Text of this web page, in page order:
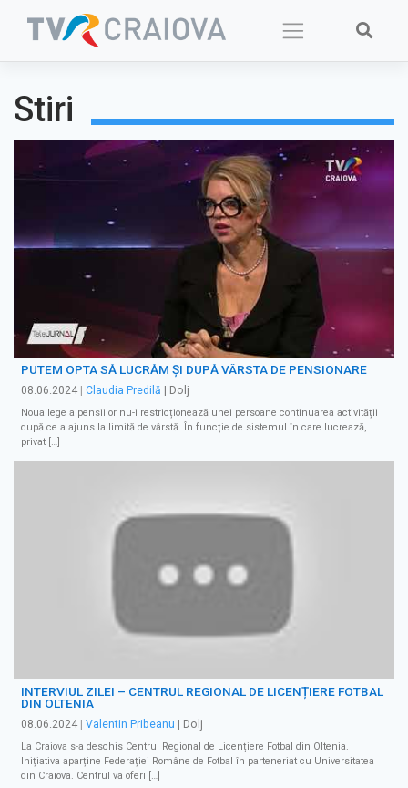
Stiri
PUTEM OPTA SĂ LUCRĂM ȘI DUPĂ VÂRSTA DE PENSIONARE
08.06.2024 Claudia Predilă | Dolj
Noua lege a pensiilor nu-i restricționează unei persoane continuarea activității
după ce a ajuns la limită de vârstă. În funcție de sistemul în care lucrează,
privat […]
INTERVIUL ZILEI – CENTRUL REGIONAL DE LICENȚIERE FOTBAL
DIN OLTENIA
08.06.2024 Valentin Pribeanu | Dolj
La Craiova s-a deschis Centrul Regional de Licențiere Fotbal din Oltenia.
Inițiativa aparține Federației Române de Fotbal în parteneriat cu Universitatea
din Craiova. Centrul va oferi […]